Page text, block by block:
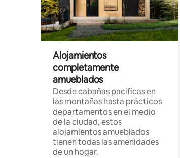
Alojamientos
completamente
amueblados
Desde cabañas pacíficas en
las montañas hasta prácticos
departamentos en el medio
de la ciudad, estos
alojamientos amueblados
tienen todas las amenidades
de un hogar.